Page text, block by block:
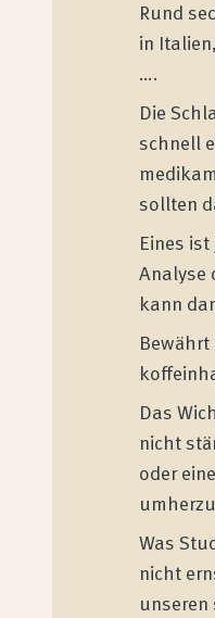
Rund
in
….
Die
schnell
sollten
Eines
Analyse
kann
Das
nicht
oder
Was
nicht